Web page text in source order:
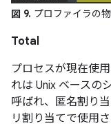
図 9. プロファイラの
Total
プロセスが現在使
れは Unix ベースの
呼ばれ、匿名割り
リ割り当てで使用